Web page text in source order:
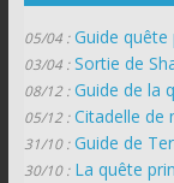
05/04 : Guide quête
03/04 : Sortie de
08/12 : Guide de la
05/12 : Citadelle de
31/10 : Guide de
30/10 : La quête